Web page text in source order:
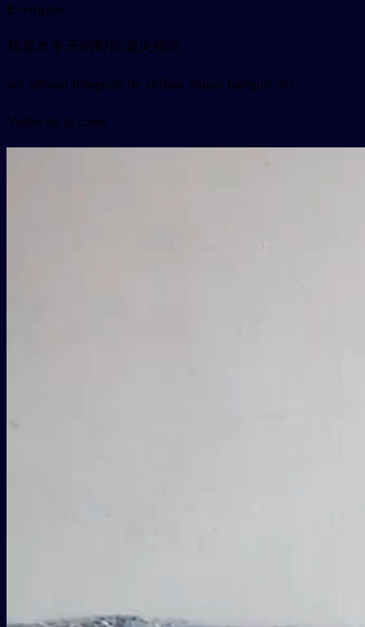
Exemples
我喜欢冬天的时候涮火锅吃
wǒ xǐhuan dōngtiān de shíhou shuàn huǒguō chī
Vidéo de la carte